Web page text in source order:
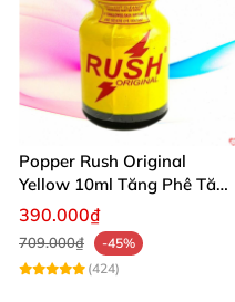
Popper Rush Original
Yellow 10ml Tăng Phê Tăng
Kích Thích
390.000₫
709.000₫
-45%
(424)